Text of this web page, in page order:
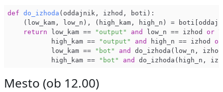
def do_izhoda (oddajnik, izhod, boti) :
(low_kam, low_n), (high_kam, high_n) =
return low_kam == "output" and low_n == izhod or \
           high_kam ==
"output" and high_n == izhod or
           low_kam ==
"bot" and
do_izhoda(low_n,
           high_kam ==
"bot" and
Mesto (ob 12.00)